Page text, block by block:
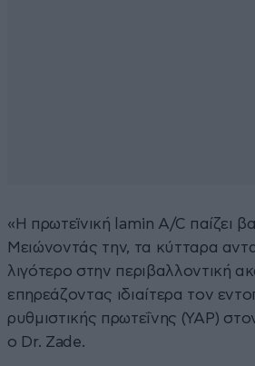
«Η πρωτεϊνική lamin A/C παίζει
Μειώνοντάς την, τα κύτταρα
λιγότερο στην περιβαλλοντική
επηρεάζοντας ιδιαίτερα τον
ρυθμιστικής πρωτεΐνης (YAP)
ο Dr. Zade.